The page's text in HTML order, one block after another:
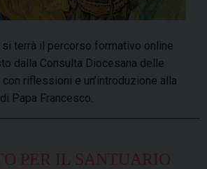
terrà il percorso formativo online
dalla Consulta Diocesana delle
riflessioni e un’introduzione alla
Papa Francesco.
PER IL SANTUARIO